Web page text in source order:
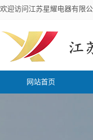
欢迎访问江苏星耀电器有限
网站首页